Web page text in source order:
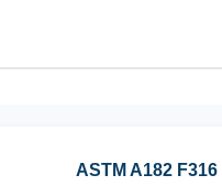
:استنلس استیل ASTM A182 F316